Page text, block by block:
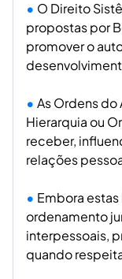
O Direito
propostas por
promover o
As Ordens
Hierarquia ou
receber,
relações
Embora
ordenamento
interpessoais,
quando